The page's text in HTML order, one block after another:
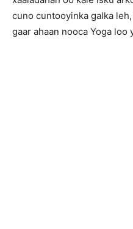
cuno cuntooyinka galka
gaar ahaan nooca Yoga loo